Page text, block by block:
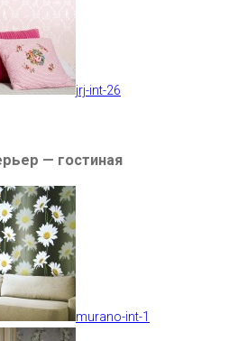
jrj-int-26
— гостиная
murano-int-1